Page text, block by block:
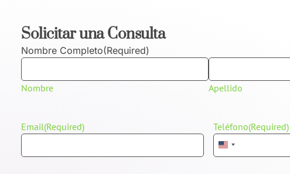
Solicitar una Consulta
Nombre Completo(Required)
Nombre Apellido
Email(Required) Teléfono(Required)
United States +1